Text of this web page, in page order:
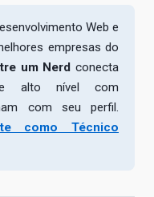
Web e
empresas do
um Nerd conecta
alto nível com
com seu perfil.
como Técnico